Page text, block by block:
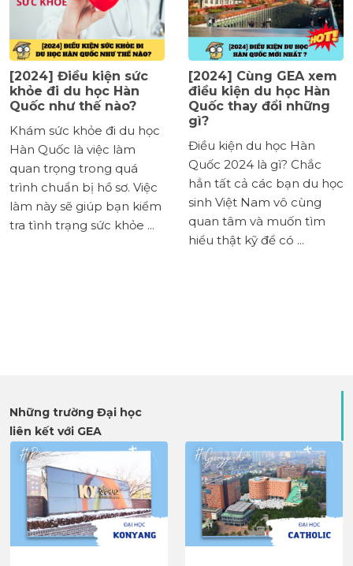
[2024] Điều kiện sức
khỏe đi du học Hàn
Quốc như thế nào?
Khám sức khỏe đi du học
Hàn Quốc là việc làm
quan trọng trong quá
trình chuẩn bị hồ sơ. Việc
làm này sẽ giúp bạn kiểm
tra tình trạng sức khỏe ...
[2024] Cùng GEA xem
điều kiện du học Hàn
Quốc thay đổi những
gì?
Điều kiện du học Hàn
Quốc 2024 là gì? Chắc
hẳn tất cả các bạn du học
sinh Việt Nam vô cùng
quan tâm và muốn tìm
hiểu thật kỹ để có ...
Những trường Đại học
liên kết với GEA